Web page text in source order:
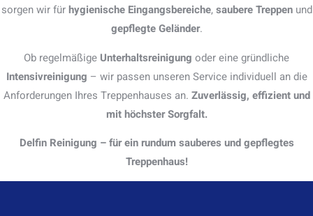
sorgen wir fürhygienische Eingangsbereiche,saubere Treppenund
gepflegte Geländer.
Ob regelmäßige Unterhaltsreinigung oder eine gründliche
Intensivreinigung – wir passen unseren Service individuell an die
Anforderungen Ihres Treppenhauses an. Zuverlässig, effizient und
mit höchster Sorgfalt.
Delfin Reinigung – für ein rundum sauberes und gepflegtes
Treppenhaus!